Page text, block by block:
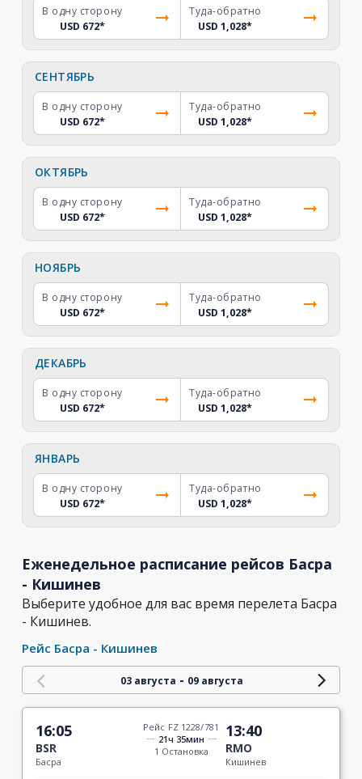
В одну сторону
USD 672*
Туда-обратно
USD 1,028*
СЕНТЯБРЬ
В одну сторону
USD 672*
Туда-обратно
USD 1,028*
ОКТЯБРЬ
В одну сторону
USD 672*
Туда-обратно
USD 1,028*
НОЯБРЬ
В одну сторону
USD 672*
Туда-обратно
USD 1,028*
ДЕКАБРЬ
В одну сторону
USD 672*
Туда-обратно
USD 1,028*
ЯНВАРЬ
В одну сторону
USD 672*
Туда-обратно
USD 1,028*
Еженедельное расписание рейсов Басра
- Кишинев
Выберите удобное для вас время перелета Басра
- Кишинев.
Рейс Басра - Кишинев
03 августа - 09 августа
16:05
BSR
Басра
Рейс FZ 1228/781
21ч 35мин
1 Остановка
13:40
RMO
Кишинев